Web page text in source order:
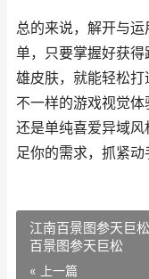
总的来说，解开与
单，只要掌握好获
雄皮肤，就能轻松
不一样的游戏视觉体
还是单纯喜爱异域
足你的需求，抓紧动
江南百景图参天巨
百景图参天巨松
« 上一篇